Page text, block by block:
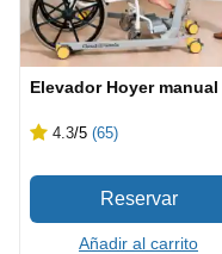
Elevador Hoyer manual
4.3/5 (65)
Añadir al carrito